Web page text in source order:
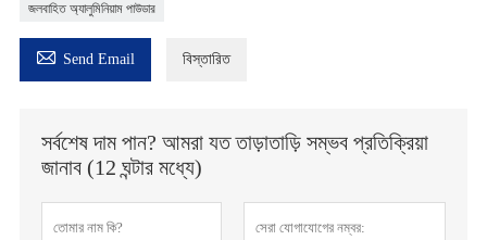
জলবাহিত অ্যালুমিনিয়াম পাউডার
 Send Email বিস্তারিত
সর্বশেষ দাম পান? আমরা যত তাড়াতাড়ি সম্ভব প্রতিক্রিয়া
জানাব (12 ঘন্টার মধ্যে)